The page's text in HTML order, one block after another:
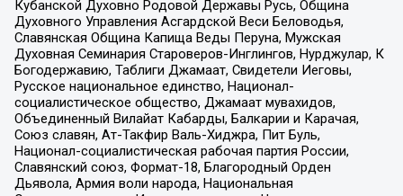
Кубанской Духовно Родовой Державы Русь, Община
Духовного Управления Асгардской Веси Беловодья,
Славянская Община Капища Веды Перуна, Мужская
Духовная Семинария Староверов-Инглингов, Нурджулар, К
Богодержавию, Таблиги Джамаат, Свидетели Иеговы,
Русское национальное единство, Национал-
социалистическое общество, Джамаат мувахидов,
Объединенный Вилайат Кабарды, Балкарии и Карачая,
Союз славян, Ат-Такфир Валь-Хиджра, Пит Буль,
Национал-социалистическая рабочая партия России,
Славянский союз, Формат-18, Благородный Орден
Дьявола, Армия воли народа, Национальная